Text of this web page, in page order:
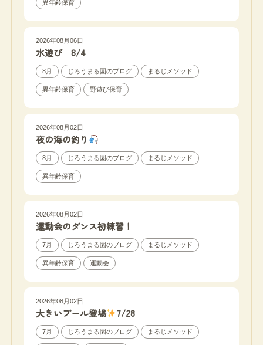
異年齢保育
2026年08月06日
水遊び 8/4
8月 じろうまる園のブログ まるじメソッド
異年齢保育 野遊び保育
2026年08月02日
夜の海の釣り
8月 じろうまる園のブログ まるじメソッド
異年齢保育
2026年08月02日
運動会のダンス初練習！
7月 じろうまる園のブログ まるじメソッド
異年齢保育 運動会
2026年08月02日
大きいプール登場 7/28
7月 じろうまる園のブログ まるじメソッド